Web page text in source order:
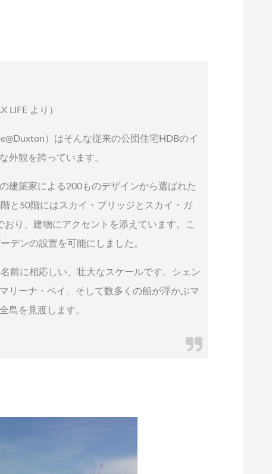
LIFE より）
）はそんな従来の公団住宅HDBのイ
外観を誇っています。
建築家による200ものデザインから選ばれた
と50階にはスカイ・ブリッジとスカイ・ガ
り、建物にアクセントを添えています。こ
デンの設置を可能にしました。
前に相応しい、壮大なスケールです。シェン
リーナ・ベイ、そして数多くの船が浮かぶマ
島を見渡します。